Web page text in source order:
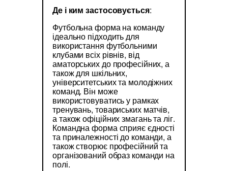
Де і ким застосовується:
Футбольна форма на команду
ідеально підходить для
використання футбольними
клубами всіх рівнів, від
аматорських до професійних, а
також для шкільних,
університетських та молодіжних
команд. Він може
використовуватись у рамках
тренувань, товариських матчів,
а також офіційних змагань та ліг.
Командна форма сприяє єдності
та приналежності до команди, а
також створює професійний та
організований образ команди на
полі.